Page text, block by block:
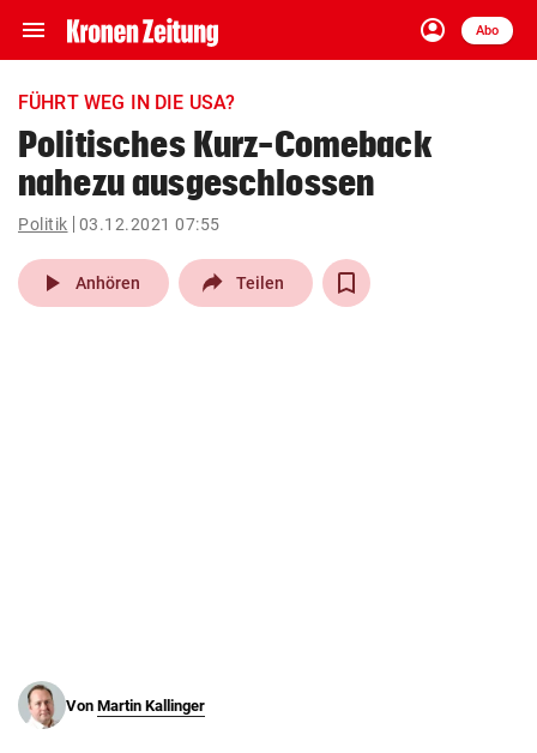
menu Navigation
ein-/ausklappen
account_circle
Anmelden
Abo
close Schließen
account_circle Anmelden
arrow_right
pin_drop
Wien arrow_right
FÜHRT WEG IN DIE USA?
Politisches Kurz-Comeback
nahezu ausgeschlossen
Politik 03.12.2021 07:55
play_arrow Anhören Teilen
Von Martin Kallinger